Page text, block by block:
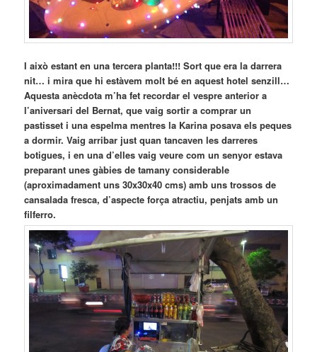
I això estant en una tercera planta!!! Sort que era la darrera
nit… i mira que hi estàvem molt bé en aquest hotel senzill…
Aquesta anècdota m’ha fet recordar el vespre anterior a
l’aniversari del Bernat, que vaig sortir a comprar un
pastisset i una espelma mentres la Karina posava els peques
a dormir. Vaig arribar just quan tancaven les darreres
botigues, i en una d’elles vaig veure com un senyor estava
preparant unes gàbies de tamany considerable
(aproximadament uns 30x30x40 cms) amb uns trossos de
cansalada fresca, d’aspecte força atractiu, penjats amb un
filferro.